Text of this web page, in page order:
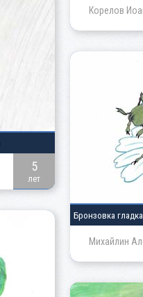
Корелов
5
лет
Бронзовка
Михайлин